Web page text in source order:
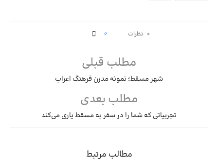
۰ نظرات 0
مطلب قبلی
شهر مسقط؛ نمونه مدرن فرهنگ اعراب
مطلب بعدی
تجربیاتی که شما را در سفر به مسقط یاری می‌کند
مطالب مرتبط